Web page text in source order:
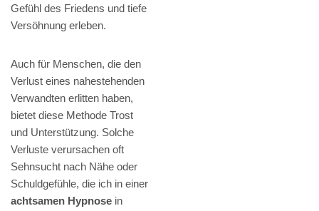
Gefühl des Friedens und tiefe
Versöhnung erleben.
Auch für Menschen, die den
Verlust eines nahestehenden
Verwandten erlitten haben,
bietet diese Methode Trost
und Unterstützung. Solche
Verluste verursachen oft
Sehnsucht nach Nähe oder
Schuldgefühle, die ich in einer
achtsamen Hypnose in